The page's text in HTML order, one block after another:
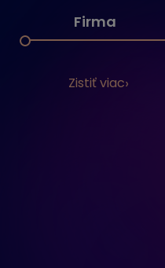
Firma
Zistiť viac